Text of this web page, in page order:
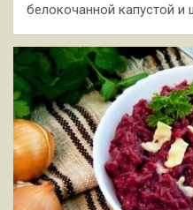
белокочанной капустой